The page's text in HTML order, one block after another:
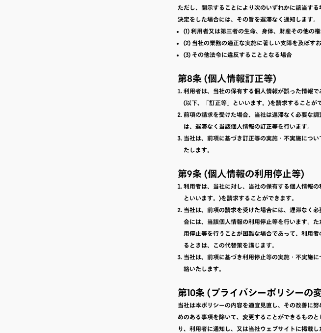
ただし、開示することにより次のいずれかに該当す
決定をした場合には、その旨を遅滞なく通知します。
(1) 利用者又は第三者の生命、身体、財産その他の
(2) 当社の業務の適正な実施に著しい支障を及ぼす
(3) その他法令に違反することとなる場合
第8条 (個人情報訂正等)
利用者は、当社の保有する個人情報が誤った情報
(以下、「訂正等」といいます。)を請求することが
前項の請求を受けた場合、当社は遅滞なく必要な
は、遅滞なく当該個人情報の訂正等を行います。
当社は、前項に基づき訂正等の実施・不実施につ
たします。
第9条 (個人情報の利用停止等)
利用者は、当社に対し、当社の保有する個人情報
といいます。)を請求することができます。
当社は、前項の請求を受けた場合には、遅滞なく
合には、当該個人情報の利用停止等を行います。
用停止等を行うことが困難な場合であって、利用
るときは、この代替策を講じます。
当社は、前項に基づき利用停止等の実施・不実施
絡いたします。
第10条 (プライバシーポリシーの
当社は本ポリシーの内容を適宜見直し、その改善に
めのある事項を除いて、変更することができるもの
り、利用者に通知し、又は当社ウェブサイトに掲載し